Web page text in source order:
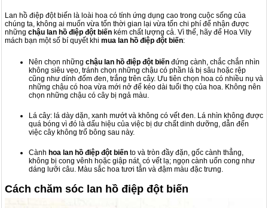
Lan hồ điệp đột biến là loài hoa có tính ứng dụng cao trong cuộc sống của
chúng ta, không ai muốn vừa tốn thời gian lại vừa tốn chi phí để nhận được
những chậu lan hồ điệp đột biến kém chất lượng cả. Vì thế, hãy để Hoa Vily
mách bạn một số bí quyết khi mua lan hồ điệp đột biến:
Nên chọn những chậu lan hồ điệp đột biến đứng cành, chắc chắn nhìn
không siêu vẹo, tránh chọn những chậu có phần lá bị sâu hoặc rệp
cũng như dính đốm đen, trắng trên cây. Ưu tiên chọn hoa có nhiều nụ và
những chậu có hoa vừa mới nở để kéo dài tuổi thọ của hoa. Không nên
chọn những chậu có cây bị ngả màu.
Lá cây: lá dày dặn, xanh mướt và không có vết đen. Lá nhìn không được
quá bóng vì đó là dấu hiệu của việc bị dư chất dinh dưỡng, dẫn đến
việc cây không trổ bông sau này.
Cành hoa lan hồ điệp đột biến to và tròn đầy đặn, gốc cành thẳng,
không bị cong vênh hoặc giập nát, có vết lạ; ngọn cành uốn cong như
dáng lưỡi câu. Màu sắc hoa tươi tắn và đậm màu đặc trưng.
Cách chăm sóc lan hồ điệp đột biến